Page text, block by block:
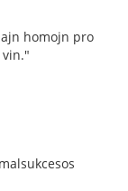
homojn pro